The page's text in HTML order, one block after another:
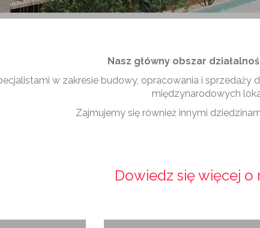
Nasz główny obszar
w zakresie budowy, opracowania i
międzynarodowych
Zajmujemy się również innymi
Dowiedz się więcej o